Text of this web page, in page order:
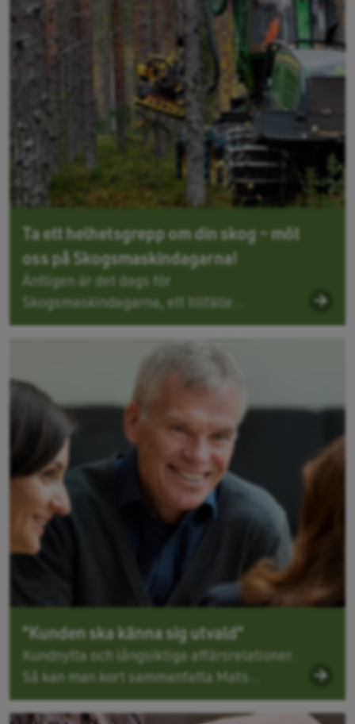
Ta ett helhetsgrepp om din skog – möt
oss på Skogsmaskindagarna!
Äntligen är det dags för
Skogsmaskindagarna, ett tillfälle...
”Kunden ska känna sig utvald”
Kundnytta och långsiktiga affärsrelationer.
Så kan man kort sammanfatta Mats...